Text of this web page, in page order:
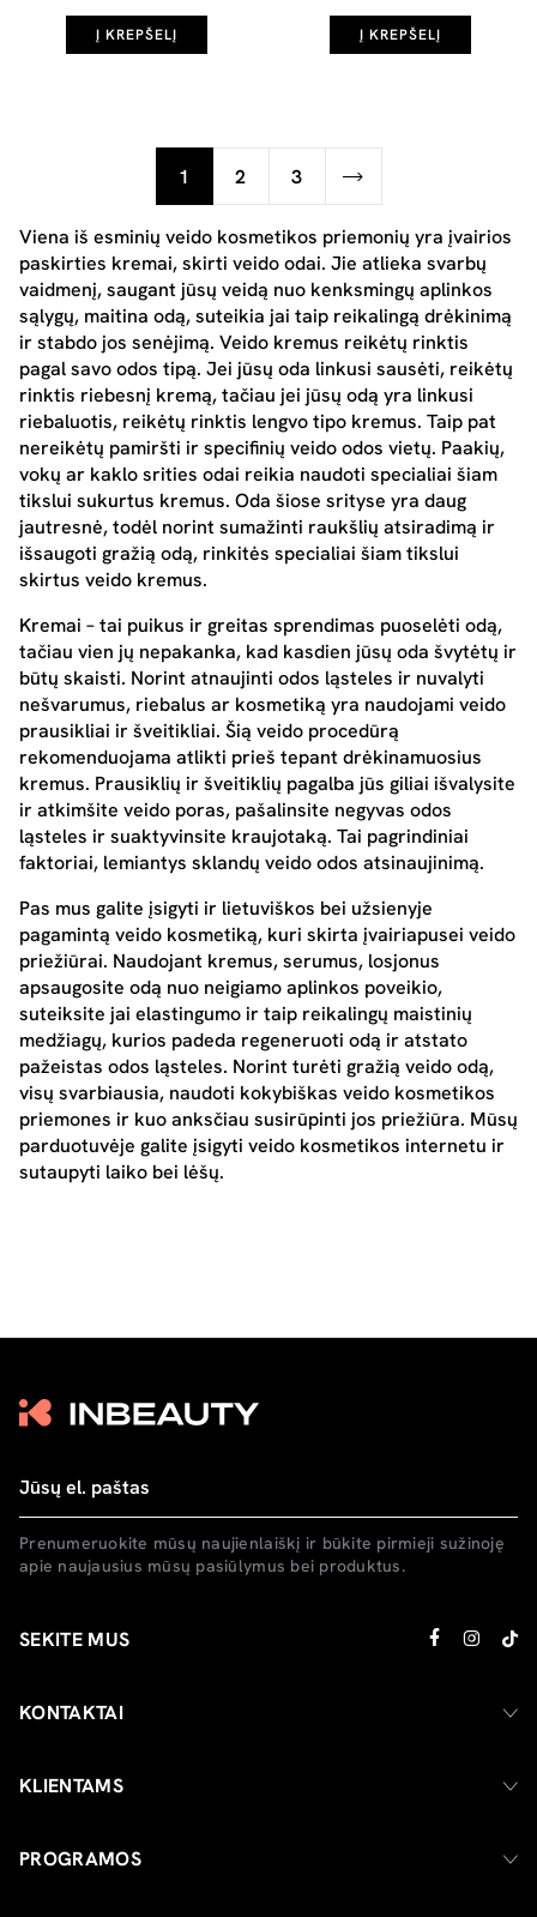
Į KREPŠELĮ Į KREPŠELĮ
1 2 3
Viena iš esminių veido kosmetikos priemonių yra įvairios
paskirties kremai, skirti veido odai. Jie atlieka svarbų
vaidmenį, saugant jūsų veidą nuo kenksmingų aplinkos
sąlygų, maitina odą, suteikia jai taip reikalingą drėkinimą
ir stabdo jos senėjimą. Veido kremus reikėtų rinktis
pagal savo odos tipą. Jei jūsų oda linkusi sausėti, reikėtų
rinktis riebesnį kremą, tačiau jei jūsų odą yra linkusi
riebaluotis, reikėtų rinktis lengvo tipo kremus. Taip pat
nereikėtų pamiršti ir specifinių veido odos vietų. Paakių,
vokų ar kaklo srities odai reikia naudoti specialiai šiam
tikslui sukurtus kremus. Oda šiose srityse yra daug
jautresnė, todėl norint sumažinti raukšlių atsiradimą ir
išsaugoti gražią odą, rinkitės specialiai šiam tikslui
skirtus veido kremus.
Kremai – tai puikus ir greitas sprendimas puoselėti odą,
tačiau vien jų nepakanka, kad kasdien jūsų oda švytėtų ir
būtų skaisti. Norint atnaujinti odos ląsteles ir nuvalyti
nešvarumus, riebalus ar kosmetiką yra naudojami veido
prausikliai ir šveitikliai. Šią veido procedūrą
rekomenduojama atlikti prieš tepant drėkinamuosius
kremus. Prausiklių ir šveitiklių pagalba jūs giliai išvalysite
ir atkimšite veido poras, pašalinsite negyvas odos
ląsteles ir suaktyvinsite kraujotaką. Tai pagrindiniai
faktoriai, lemiantys sklandų veido odos atsinaujinimą.
Pas mus galite įsigyti ir lietuviškos bei užsienyje
pagamintą veido kosmetiką, kuri skirta įvairiapusei veido
priežiūrai. Naudojant kremus, serumus, losjonus
apsaugosite odą nuo neigiamo aplinkos poveikio,
suteiksite jai elastingumo ir taip reikalingų maistinių
medžiagų, kurios padeda regeneruoti odą ir atstato
pažeistas odos ląsteles. Norint turėti gražią veido odą,
visų svarbiausia, naudoti kokybiškas veido kosmetikos
priemones ir kuo anksčiau susirūpinti jos priežiūra. Mūsų
parduotuvėje galite įsigyti veido kosmetikos internetu ir
sutaupyti laiko bei lėšų.
Prenumeruokite mūsų naujienlaiškį ir būkite pirmieji sužinoję
apie naujausius mūsų pasiūlymus bei produktus.
SEKITE MUS
KONTAKTAI
KLIENTAMS
PROGRAMOS